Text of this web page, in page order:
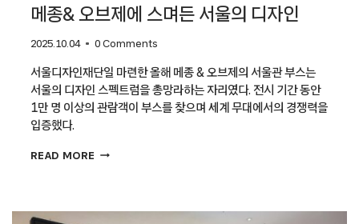
메종& 오브제에 스며든 서울의 디자인
2025.10.04 0 Comments
서울디자인재단일 마련한 올해 메종 & 오브제의 서울관 부스는
서울의 디자인 스펙트럼을 총망라하는 자리였다. 전시 기간 동안
1만 명 이상의 관람객이 부스를 찾으며 세계 무대에서의 경쟁력을
입증했다.
READ MORE 메종